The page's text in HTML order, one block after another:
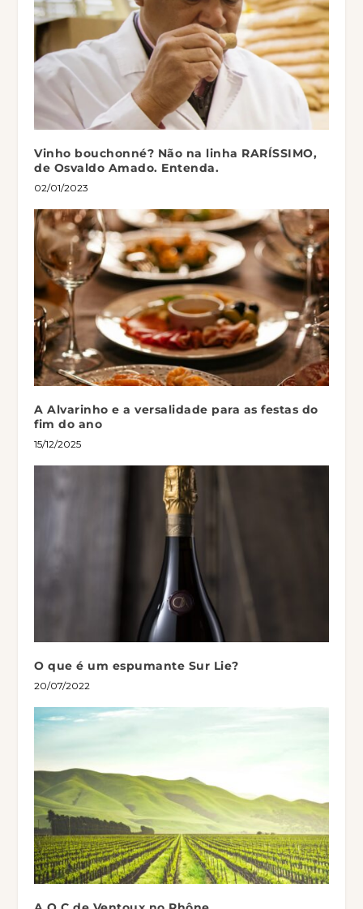
Vinho bouchonné? Não na linha RARÍSSIMO,
de Osvaldo Amado. Entenda.
02/01/2023
A Alvarinho e a versalidade para as festas do
fim do ano
15/12/2025
O que é um espumante Sur Lie?
20/07/2022